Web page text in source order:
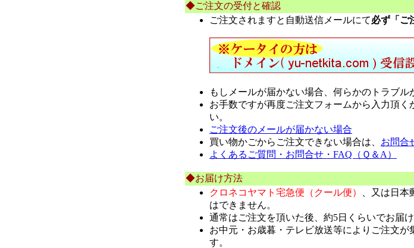
◆ご注文の受付と確認
ご注文されますと自動送信メールにて必ず「ご
もしメールが届かない場合、何らかのトラブル
お手数ですが再度ご注文フォームから入力頂
い。
ご注文後のメールが届かない場合
買い物かごからご注文できない場合は、 お問合
よくあるご質問・お問合せ・FAQ（Ｑ＆A）
◆お届け方法
クロネコヤマト宅急便（クール便）
、又は日
はできません。
通常はご注文を頂いた後、約5日くらいでお届け
お中元・お歳暮・テレビ放送等によりご注文
す。